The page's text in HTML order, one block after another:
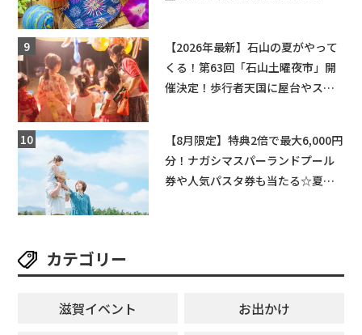
【2026年最新】石山の夏がやって
くる！第63回「石山土曜夜市」開
催決定！歩行者天国に屋台やステ
【8月限定】特典2倍で最大6,000円
分！ナガシマスパーランドプール
券や人気パスタ券も当たる☆夏休
カテゴリー
滋賀イベント
お出かけ